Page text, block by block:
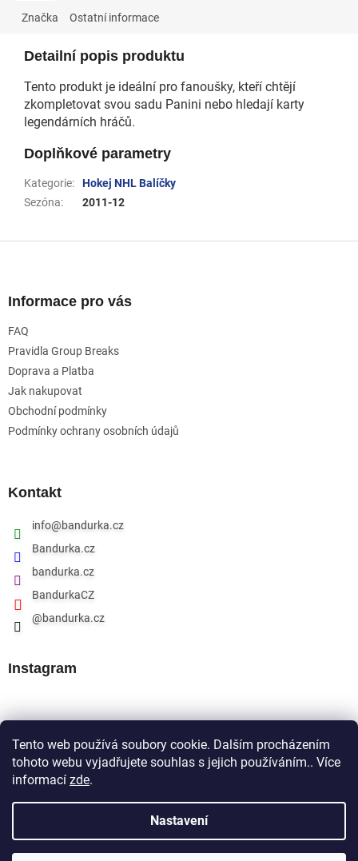
Tento web používá soubory cookie. Dalším procházením
tohoto webu vyjadřujete souhlas s jejich používáním.. Více
informací zde.
Nastavení
Značka Ostatní informace
Detailní popis produktu
Tento produkt je ideální pro fanoušky, kteří chtějí
zkompletovat svou sadu Panini nebo hledají karty
legendárních hráčů.
Doplňkové parametry
Kategorie:
Hokej NHL Balíčky
Sezóna: 2011-12
Informace pro vás
FAQ
Pravidla Group Breaks
Doprava a Platba
Jak nakupovat
Obchodní podmínky
Podmínky ochrany osobních údajů
Kontakt
info@bandurka.cz
Bandurka.cz
bandurka.cz
BandurkaCZ
@bandurka.cz
Instagram